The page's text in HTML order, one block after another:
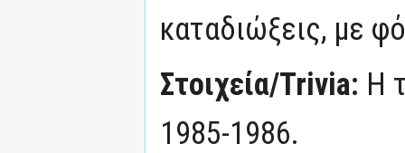
καταδιώξεις, με
Στοιχεία/Trivia: Η
1985-1986.